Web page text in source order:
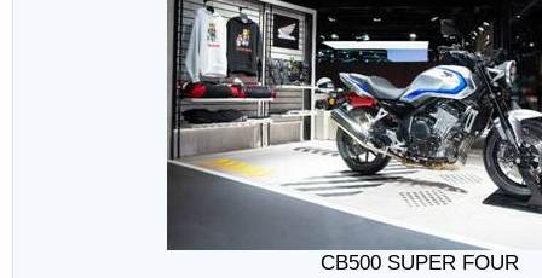
CB500 SUPER FOUR